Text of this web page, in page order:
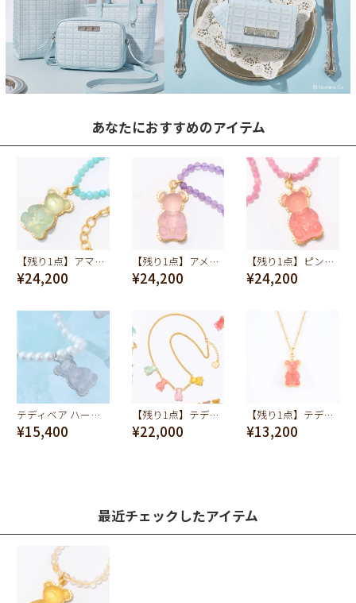
あなたにおすすめのアイテム
【残り1点】アマゾナイト テディベア ハードグミ ネックレス（ソーダ）
¥24,200
【残り1点】アメジスト テディベア ハードグミ ネックレス（グレープ）
¥24,200
【残り1点】ピンクトルマリン テディベア ハードグミ ネックレス（ストロベリー）
¥24,200
テディベア ハードグミ パールネックレス（シュガースノー）
¥15,400
【残り1点】テディベア ハードグミ ネックレス
¥22,000
【残り1点】テディベア ハードグミ ネックレス（ストロベリー）
¥13,200
最近チェックしたアイテム